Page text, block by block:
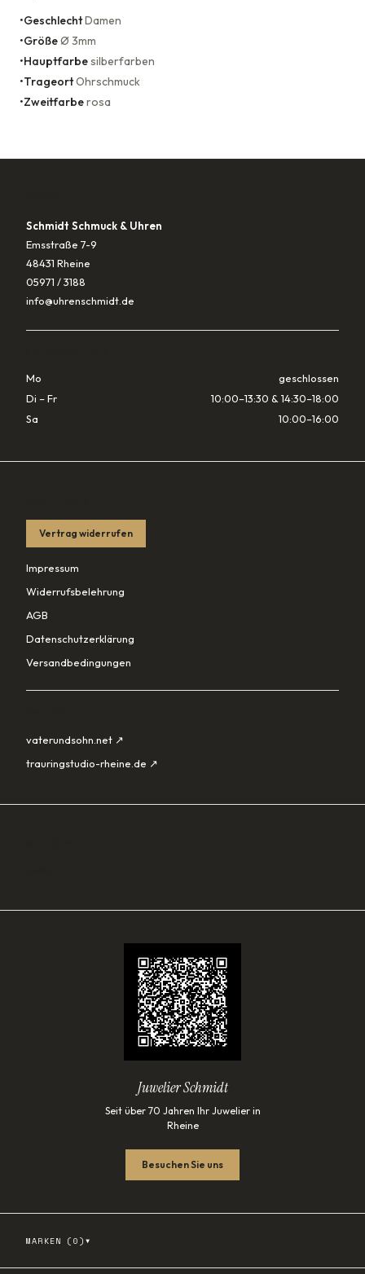
•GeschlechtDamen
•GrößeØ 3mm
•Hauptfarbesilberfarben
•TrageortOhrschmuck
•Zweitfarberosa
Schmidt Schmuck & Uhren
Emsstraße 7-9
48431 Rheine
05971 / 3188
info@uhrenschmidt.de
Mo
geschlossen
Di – Fr
10:00–13:30 & 14:30–18:00
Sa
10:00–16:00
Vertrag widerrufen
Impressum
Widerrufsbelehrung
AGB
Datenschutzerklärung
Versandbedingungen
vaterundsohn.net ↗
trauringstudio-rheine.de ↗
Juwelier Schmidt
Seit über 70 Jahren Ihr Juwelier in
Rheine
Besuchen Sie uns
MARKEN ( 0 ) ▾